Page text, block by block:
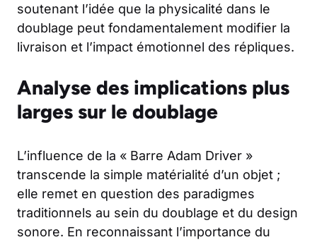
soutenant l’idée que la physicalité dans le
doublage peut fondamentalement modifier la
livraison et l’impact émotionnel des répliques.
Analyse des implications plus
larges sur le doublage
L’influence de la « Barre Adam Driver »
transcende la simple matérialité d’un objet ;
elle remet en question des paradigmes
traditionnels au sein du doublage et du design
sonore. En reconnaissant l’importance du